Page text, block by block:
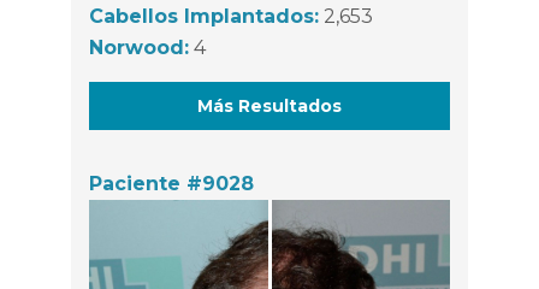
Cabellos Implantados: 2,653
Norwood: 4
Más Resultados
Paciente #9028